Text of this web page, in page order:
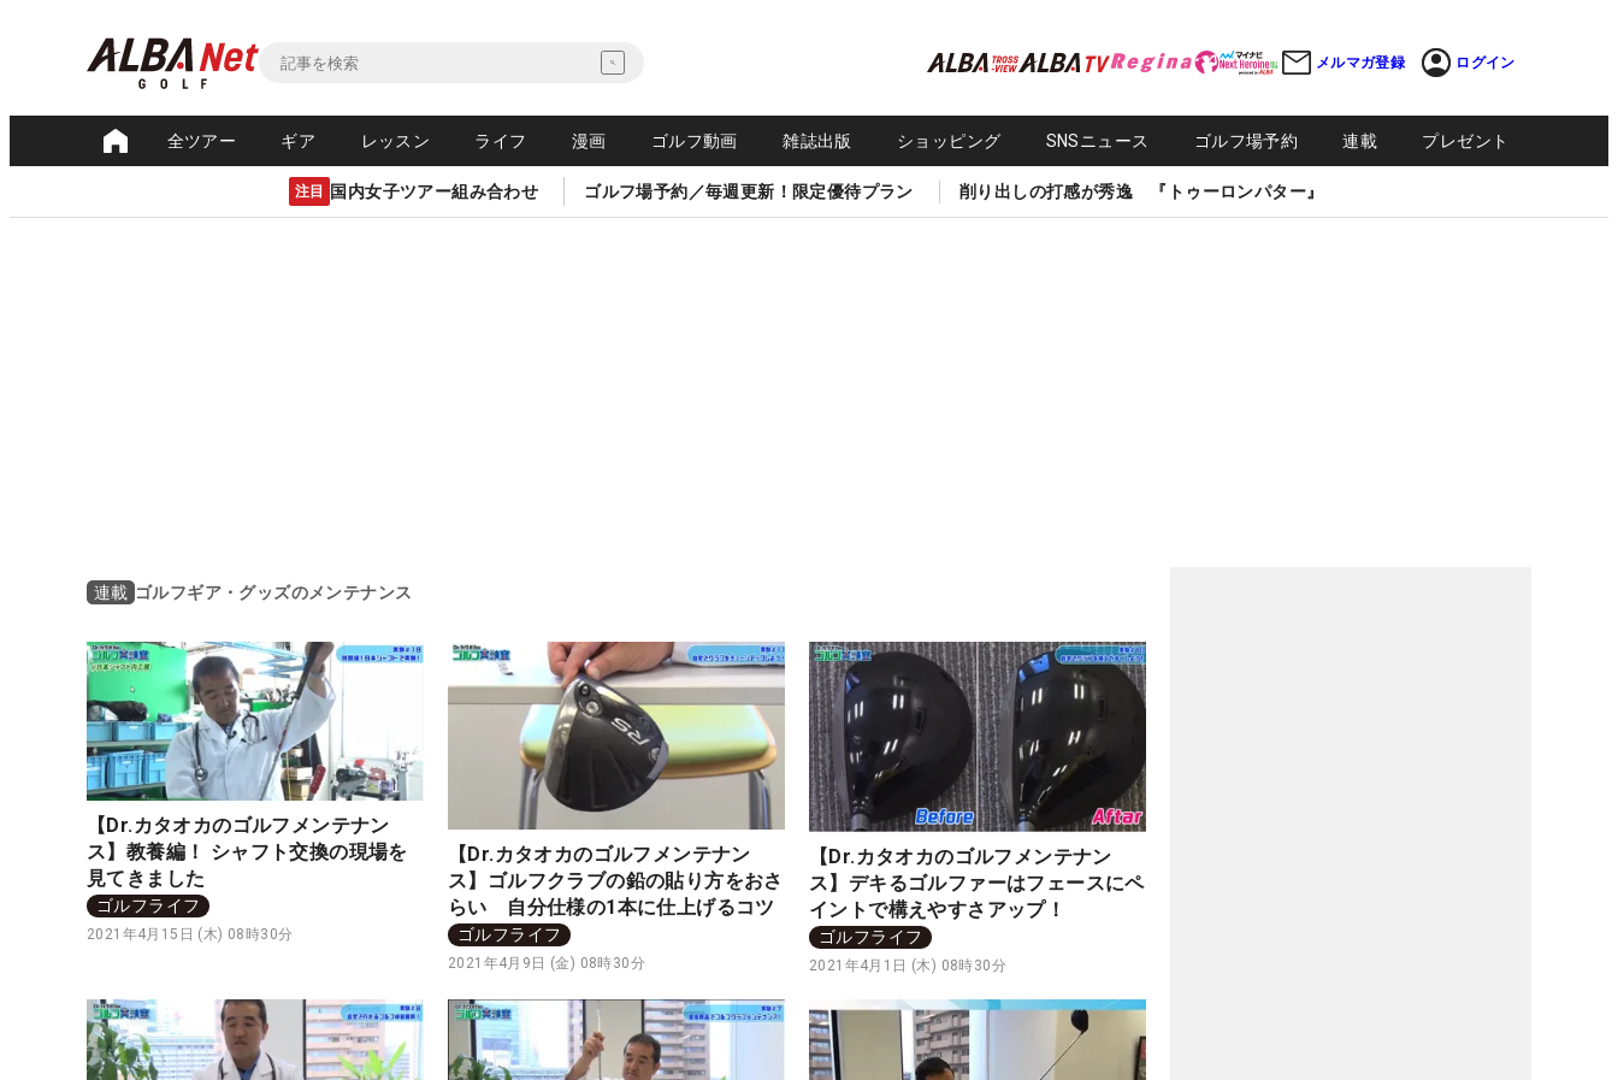
メルマガ登録 ログイン
全ツアー ギア レッスン ライフ 漫画 ゴルフ動画 雑誌出版 ショッピング SNSニュース ゴルフ場予約 連載 プレゼント
注目 国内女子ツアー組み合わせ ゴルフ場予約／毎週更新！限定優待プラン 削り出しの打感が秀逸 『トゥーロンパター』
連載 ゴルフギア・グッズのメンテナンス
【Dr.カタオカのゴルフメンテナン
ス】教養編！ シャフト交換の現場を
見てきました
ゴルフライフ
2021年4月15日 (木) 08時30分
【Dr.カタオカのゴルフメンテナン
ス】ゴルフクラブの鉛の貼り方をおさ
らい 自分仕様の1本に仕上げるコツ
ゴルフライフ
2021年4月9日 (金) 08時30分
【Dr.カタオカのゴルフメンテナン
ス】デキるゴルファーはフェースにペ
イントで構えやすさアップ！
ゴルフライフ
2021年4月1日 (木) 08時30分